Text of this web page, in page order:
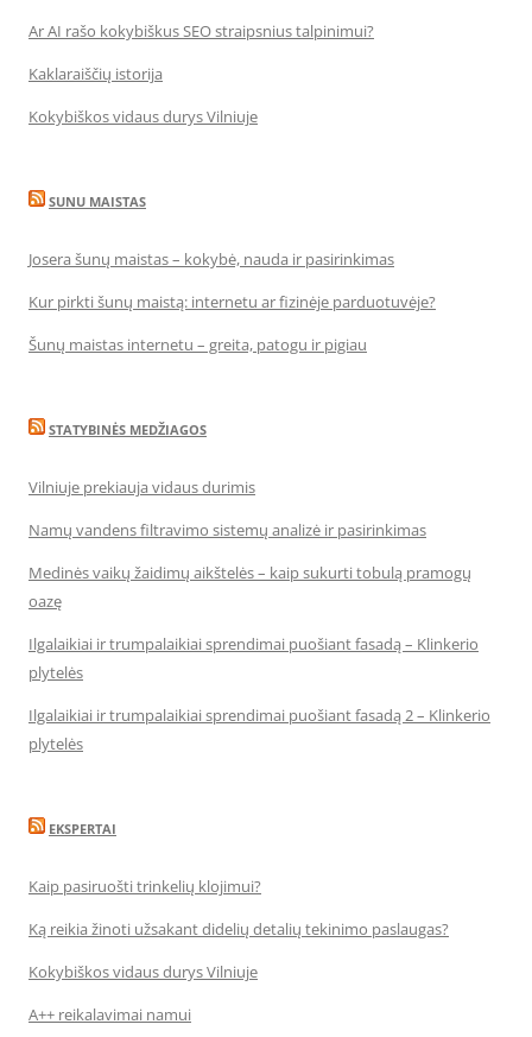
Ar AI rašo kokybiškus SEO straipsnius talpinimui?
Kaklaraiščių istorija
Kokybiškos vidaus durys Vilniuje
SUNU MAISTAS
Josera šunų maistas – kokybė, nauda ir pasirinkimas
Kur pirkti šunų maistą: internetu ar fizinėje parduotuvėje?
Šunų maistas internetu – greita, patogu ir pigiau
STATYBINĖS MEDŽIAGOS
Vilniuje prekiauja vidaus durimis
Namų vandens filtravimo sistemų analizė ir pasirinkimas
Medinės vaikų žaidimų aikštelės – kaip sukurti tobulą pramogų
oazę
Ilgalaikiai ir trumpalaikiai sprendimai puošiant fasadą – Klinkerio
plytelės
Ilgalaikiai ir trumpalaikiai sprendimai puošiant fasadą 2 – Klinkerio
plytelės
EKSPERTAI
Kaip pasiruošti trinkelių klojimui?
Ką reikia žinoti užsakant didelių detalių tekinimo paslaugas?
Kokybiškos vidaus durys Vilniuje
A++ reikalavimai namui